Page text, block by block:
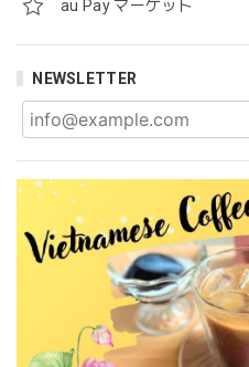
au Pay マーケット
NEWSLETTER